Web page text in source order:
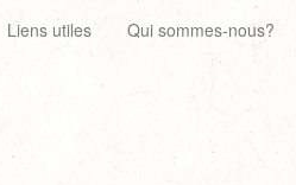
Liens utiles Qui sommes-nous?